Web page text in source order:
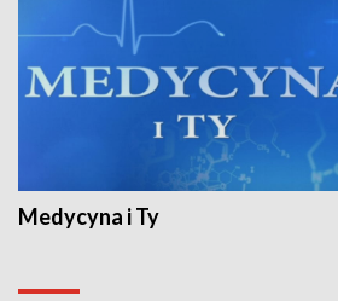
Medycyna i Ty